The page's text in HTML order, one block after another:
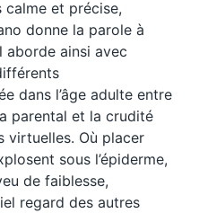
et précise,
donne la parole à
aborde ainsi avec
dans l’âge adulte entre
parental et la crudité
virtuelles. Où placer
sous l’épiderme,
de faiblesse,
regard des autres